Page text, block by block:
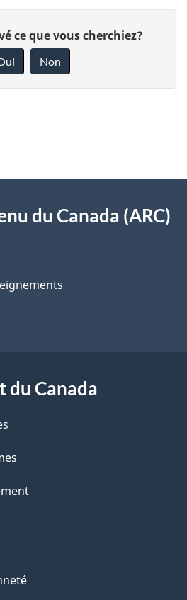
ce que vous cherchiez?
Non
du Canada (ARC)
du Canada